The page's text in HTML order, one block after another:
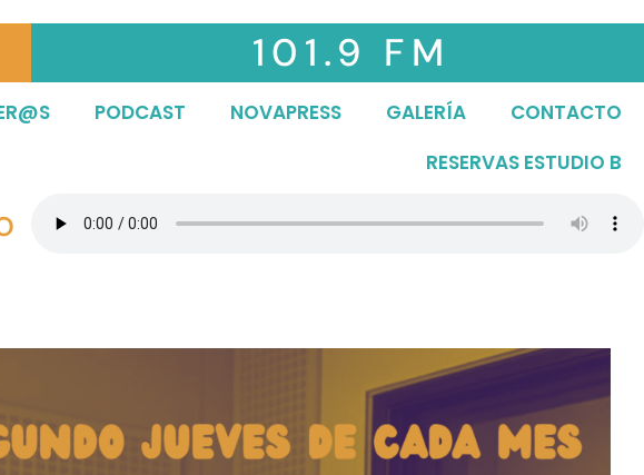
101.9 FM
PODCAST NOVAPRESS GALERÍA
CONTACTO
RESERVAS ESTUDIO B